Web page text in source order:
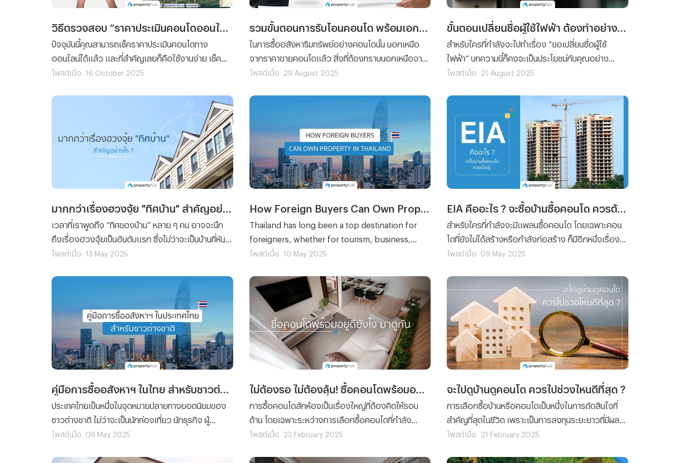
ปัจจุบันนี้คุณสามารถเช็คราคาประเมินคอนโดทาง
ออนไลน์ได้แล้ว และที่สำคัญเลยก็คือใช้งานง่าย เช็ค
ราคาประเมินได้ตลอด 24 ชั่วโมง โดยที่ไม่ต้องเสียเวลา
Propertyhub จึงจะขอนำวิธีตรวจสอบ “ราคาประเมิน
โพสต์เมื่อ 16 October 2025
ในการซื้ออสังหาริมทรัพย์อย่างคอนโดนั้น นอกเหนือ
จากราคาขายคอนโดแล้ว สิ่งที่ต้องทราบนอกเหนือจาก
นี้ก็คือเรื่องของ ขั้นตอนต่างๆ ที่ผู้ซื้อทุกรายจะต้อง
จากผู้พัฒนาโครงการ หรือการซื้อคอนโดมือสองต่อ
จากผู้เป็นเจ้าของก็ตาม ขั้นตอนของการ โอนคอนโด คือ
เรื่องที่จะสร้างความปวดหัวไม่น้อยสำหรับใครที่ไม่เคย
ทำความเข้าใจมาก่อน
โพสต์เมื่อ 29 August 2025
สำหรับใครที่กำลังจะไปทำเรื่อง “ขอเปลี่ยนชื่อผู้ใช้
ไฟฟ้า” บทความนี้ก็คงจะเป็นประโยชน์กับคุณอย่าง
แน่นอน เพราะว่าเราได้รวบรวมขั้นตอนการยื่นเรื่องขอ
จะต้องจัดเตรียมมาฝาก
โพสต์เมื่อ 21 August 2025
เวลาที่เราพูดถึง “ทิศของบ้าน” หลาย ๆ คน อาจจะนึก
ถึงเรื่องฮวงจุ้ยเป็นอันดับแรก ซึ่งไม่ว่าจะเป็นบ้านที่หันไป
ทางทิศเหนือ ทิศใต้ ทิศตะวันออกหรือทิศตะวันตก ล้วนก็
บ้านไม่ได้สำคัญแค่เรื่องของความเชื่อเท่านั้น เพราะยัง
ส่งผลจริงกับการอยู่อาศัยในชีวิตประจำวัน ทั้งเรื่อง
แสงแดด ลมฟ้า ความร้อน หรือแม้แต่การประหยัด
พลังงาน และในบทความนี้ทีมงาน Propertyhub จะพา
คุณไปทำความรู้จักกับความสำคัญของทิศบ้าน แบบ
เข้าใจง่าย ๆ พร้อมคำแนะนำว่าทิศไหนเหมาะกับใคร ?
โพสต์เมื่อ 13 May 2025
Thailand has long been a top destination for
foreigners, whether for tourism, business,
retirement, or long-term living. With its unique
houses, condominiums, or other types of real
estate in Thailand. However, Thailand's laws
limit the rights of foreigners in property
ownership, so it's essential to understand the
legal framework before proceeding. This guide
covers all the key details foreigners need to
know when buying property in Thailand.
โพสต์เมื่อ 10 May 2025
สำหรับใครที่กำลังจะมีแพลนซื้อคอนโด โดยเฉพาะคอน
โดที่ยังไม่ได้สร้างหรือกำลังก่อสร้าง ก็มีอีกหนึ่งเรื่อง
สำคัญที่คุณจำเป็นจะต้องทำความรู้จักเลยก็คือ "EIA"
เว็บไซต์ของโครงการคอนโดอยู่บ่อย ๆ และก็ปฏิเสธไม่
ได้ว่าหลาย ๆ คน ยังไม่รู้จักกับ EIA ทั้ง ๆ ที่ในความเป็น
จริงแล้ว EIA ค่อนข้างที่จะมีความสำคัญเป็นอย่างมาก
ในการเลือกซื้อคอนโดที่ยังสร้างไม่เสร็จ ฉะนั้นในวันนี้ทีม
งาน Propertyhub จึงจะขออาสาพาคุณไปทำความ
รู้จักกับ EIA ว่ามันคืออะไร ? มีความหมายอย่างไร ?
และทำไมเราถึงควรรู้จักกับเจ้าคำ ๆ นี้ ก่อนตัดสินใจ
โพสต์เมื่อ 09 May 2025
ประเทศไทยเป็นหนึ่งในจุดหมายปลายทางยอดนิยมของ
ชาวต่างชาติ ไม่ว่าจะเป็นนักท่องเที่ยว นักธุรกิจ ผู้
เกษียณอายุ ฯลฯ และด้วยความมีเสน่ห์อันเป็น
คน ต้องการที่จะมาปักหมุดซื้อบ้านซื้อคอนโด หรือ
โพสต์เมื่อ 09 May 2025
การซื้อคอนโดสักห้องเป็นเรื่องใหญ่ที่ต้องคิดให้รอบ
ด้าน โดยเฉพาะระหว่างการเลือกซื้อคอนโดที่กำลัง
ก่อสร้างกับคอนโดพร้อมอยู่ ซึ่งหลาย ๆ คน อาจจะ
ต้องการความสะดวก รวดเร็ว และลดความเสี่ยงจาก
โพสต์เมื่อ 23 February 2025
จะไปดูบ้านดูคอนโด ควรไปช่วงไหนดีที่สุด ?
การเลือกซื้อบ้านหรือคอนโดเป็นหนึ่งในการตัดสินใจที่
สำคัญที่สุดในชีวิต เพราะเป็นการลงทุนระยะยาวที่มีผลก
ระทบต่อคุณภาพและการใช้ชีวิตของเรา ดังนั้นการไปดู
คอนโดเพียงครั้งเดียวหรือในช่วงเวลาที่ไม่เหมาะสม
โพสต์เมื่อ 21 February 2025